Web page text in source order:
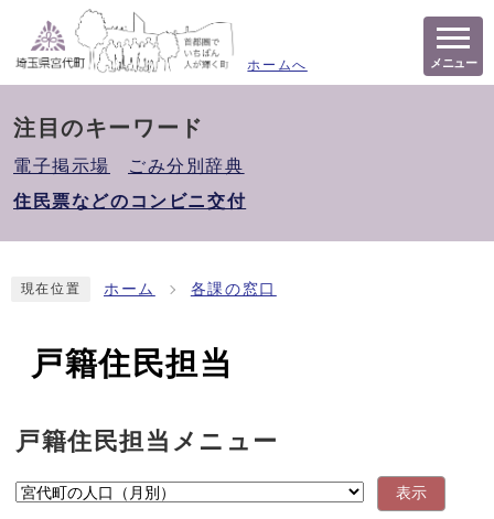
ホームへ メニュー
注目のキーワード
電子掲示場
ごみ分別辞典
住民票などのコンビニ交付
現在位置 ホーム 各課の窓口
戸籍住民担当
戸籍住民担当メニュー
表示